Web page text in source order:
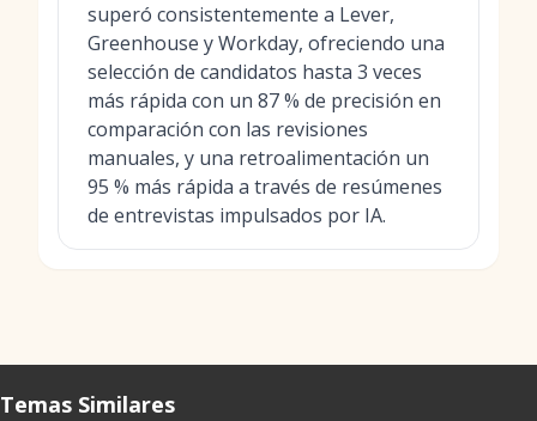
superó consistentemente a Lever,
Greenhouse y Workday, ofreciendo una
selección de candidatos hasta 3 veces
más rápida con un 87 % de precisión en
comparación con las revisiones
manuales, y una retroalimentación un
95 % más rápida a través de resúmenes
de entrevistas impulsados por IA.
Temas Similares